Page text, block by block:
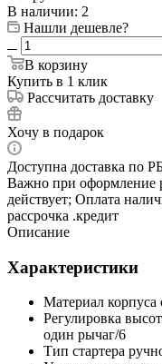
В наличии: 2
Нашли дешевле?
В корзину
Купить в 1 клик
Рассчитать доставку
Хочу в подарок
Доступна доставка по
Важно при оформление
действует; Оплата
рассрочка .кредит
Описание
Характеристики
Материал корпуса
Регулировка
один рычаг/6
Тип стартера